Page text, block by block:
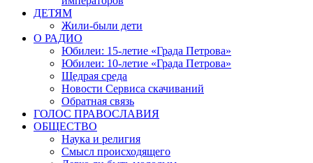
ДЕТЯМ
Жили-были дети
О РАДИО
Юбилеи: 15-летие «Града Петрова»
Юбилеи: 10-летие «Града Петрова»
Щедрая среда
Новости Сервиса скачиваний
Обратная связь
ГОЛОС ПРАВОСЛАВИЯ
ОБЩЕСТВО
Наука и религия
Смысл происходящего